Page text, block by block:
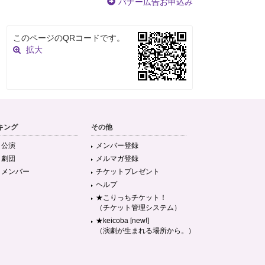
このページのQRコードです。
拡大
ング
演
団
ンバー
その他
メンバー登録
メルマガ登録
チケットプレゼント
ヘルプ
★こりっちチケット！
（チケット管理システム）
★keicoba [new!]
（演劇が生まれる場所から。）